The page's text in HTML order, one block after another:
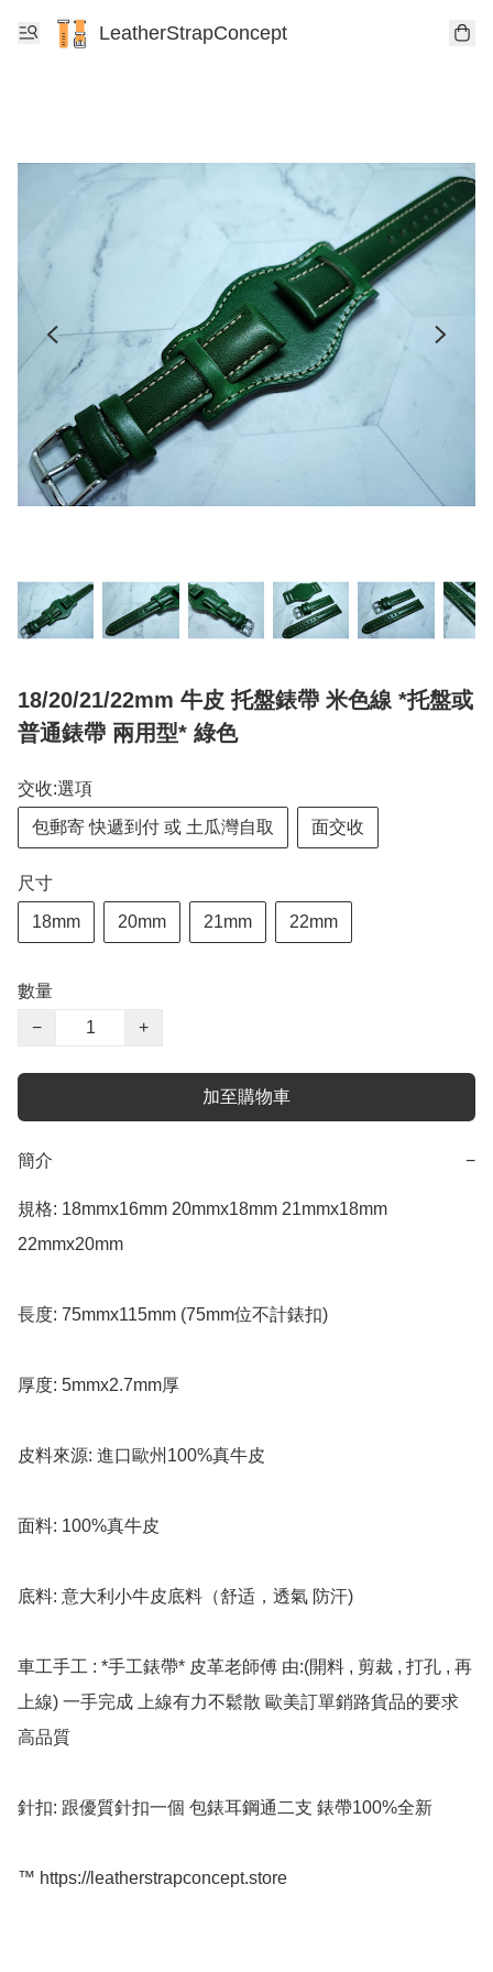
LeatherStrapConcept
18/20/21/22mm 牛皮 托盤錶帶 米色線 *托盤或
普通錶帶 兩用型* 綠色
交收:選項
包郵寄 快遞到付 或 土瓜灣自取 面交收
尺寸
18mm 20mm 21mm 22mm
數量
−
+
加至購物車
簡介 −
規格: 18mmx16mm 20mmx18mm 21mmx18mm
22mmx20mm
長度: 75mmx115mm (75mm位不計錶扣)
厚度: 5mmx2.7mm厚
皮料來源: 進口歐州100%真牛皮
面料: 100%真牛皮
底料: 意大利小牛皮底料（舒适，透氣 防汗)
車工手工 : *手工錶帶* 皮革老師傅 由:(開料 , 剪裁 , 打孔 , 再
上線) 一手完成 上線有力不鬆散 歐美訂單銷路貨品的要求
高品質
針扣: 跟優質針扣一個 包錶耳鋼通二支 錶帶100%全新
™️ https://leatherstrapconcept.store